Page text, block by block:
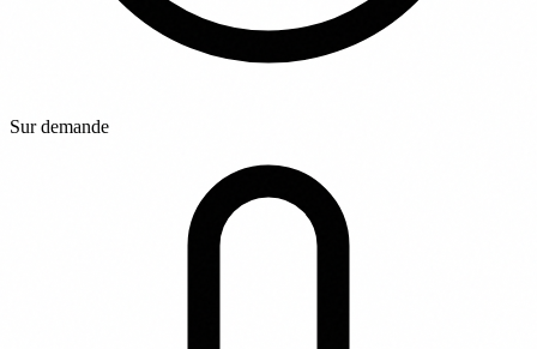
Sur demande